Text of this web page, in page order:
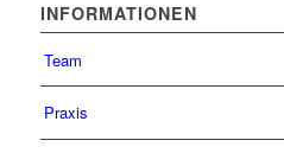
INFORMATIONEN
Team
Praxis